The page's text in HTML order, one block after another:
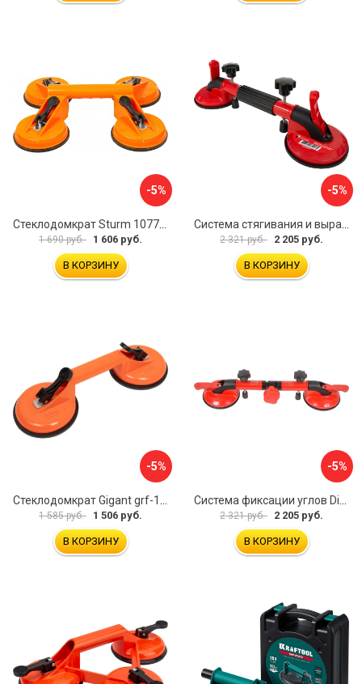
-5%
1 690 руб. 1 606 руб.
В КОРЗИНУ
-5%
2 321 руб. 2 205 руб.
В КОРЗИНУ
-5%
1 585 руб. 1 506 руб.
В КОРЗИНУ
-5%
2 321 руб. 2 205 руб.
В КОРЗИНУ